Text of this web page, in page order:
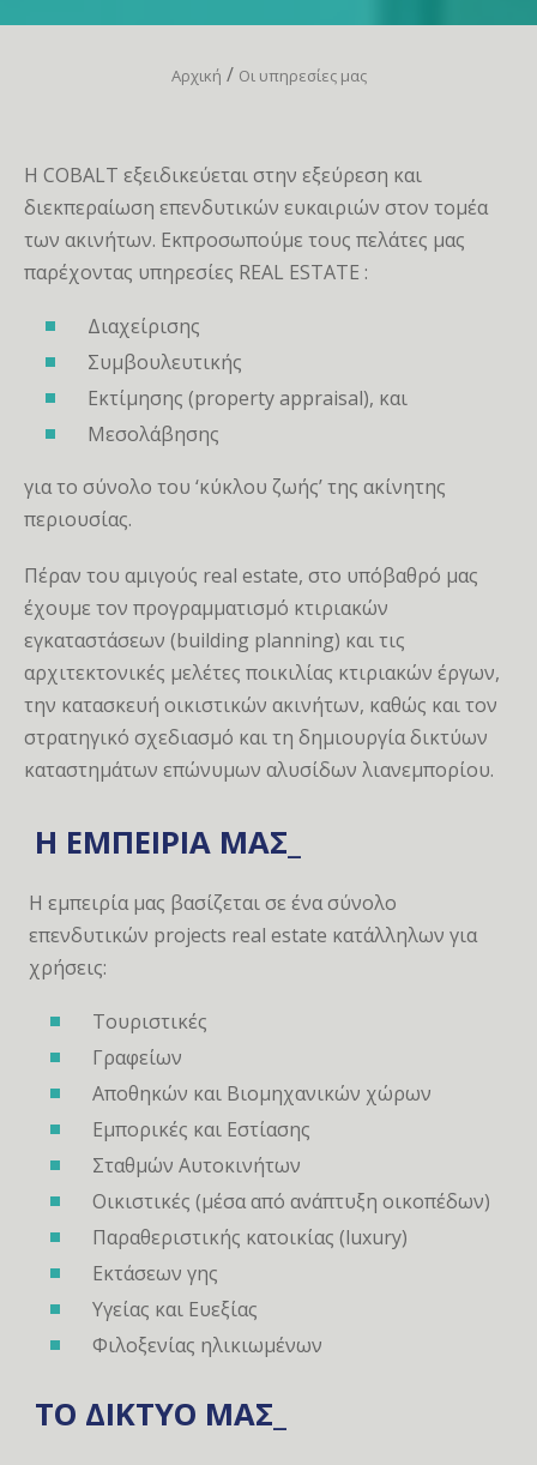
Αρχική / Οι υπηρεσίες μας
Η COBALT εξειδικεύεται στην εξεύρεση και
διεκπεραίωση επενδυτικών ευκαιριών στον τομέα
των ακινήτων. Εκπροσωπούμε τους πελάτες μας
παρέχοντας υπηρεσίες REAL ESTATE :
Διαχείρισης
Συμβουλευτικής
Εκτίμησης (property appraisal), και
Μεσολάβησης
για το σύνολο του ‘κύκλου ζωής’ της ακίνητης
περιουσίας.
Πέραν του αμιγούς real estate, στο υπόβαθρό μας
έχουμε τον προγραμματισμό κτιριακών
εγκαταστάσεων (building planning) και τις
αρχιτεκτονικές μελέτες ποικιλίας κτιριακών έργων,
την κατασκευή οικιστικών ακινήτων, καθώς και τον
στρατηγικό σχεδιασμό και τη δημιουργία δικτύων
καταστημάτων επώνυμων αλυσίδων λιανεμπορίου.
Η ΕΜΠΕΙΡΙΑ ΜΑΣ_
Η εμπειρία μας βασίζεται σε ένα σύνολο
επενδυτικών projects real estate κατάλληλων για
χρήσεις:
Τουριστικές
Γραφείων
Αποθηκών και Βιομηχανικών χώρων
Εμπορικές και Εστίασης
Σταθμών Αυτοκινήτων
Οικιστικές (μέσα από ανάπτυξη οικοπέδων)
Παραθεριστικής κατοικίας (luxury)
Εκτάσεων γης
Υγείας και Ευεξίας
Φιλοξενίας ηλικιωμένων
ΤΟ ΔΙΚΤΥΟ ΜΑΣ_